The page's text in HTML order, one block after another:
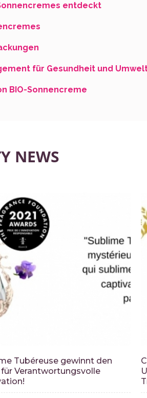
entdeckt
für Gesundheit und
BIO-Sonnencreme
NEWS
Tubéreuse gewinnt den
für Verantwortungsvolle